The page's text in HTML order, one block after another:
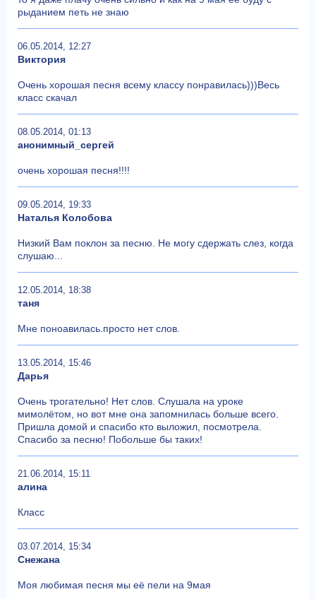
рыданием петь не знаю
06.05.2014, 12:27
Виктория
Очень хорошая песня всему классу понравилась)))Весь
класс скачал
08.05.2014, 01:13
анонимный_сергей
очень хорошая песня!!!!
09.05.2014, 19:33
Наталья Колобова
Низкий Вам поклон за песню. Не могу сдержать слез, когда
слушаю...
12.05.2014, 18:38
таня
Мне поноавилась.просто нет слов.
13.05.2014, 15:46
Дарья
Очень трогательно! Нет слов. Слушала на уроке
мимолётом, но вот мне она запомнилась больше всего.
Пришла домой и спасибо кто выложил, посмотрела.
Спасибо за песню! Побольше бы таких!
21.06.2014, 15:11
алина
Класс
03.07.2014, 15:34
Снежана
Моя любимая песня мы её пели на 9мая